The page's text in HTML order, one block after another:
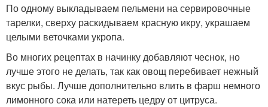
По одному выкладываем пельмени на сервировочные
тарелки, сверху раскидываем красную икру, украшаем
целыми веточками укропа.
Во многих рецептах в начинку добавляют чеснок, но
лучше этого не делать, так как овощ перебивает нежный
вкус рыбы. Лучше дополнительно влить в фарш немного
лимонного сока или натереть цедру от цитруса.